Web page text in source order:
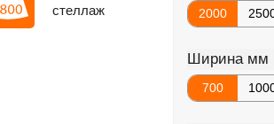
стеллаж
2000
Ширина мм
700